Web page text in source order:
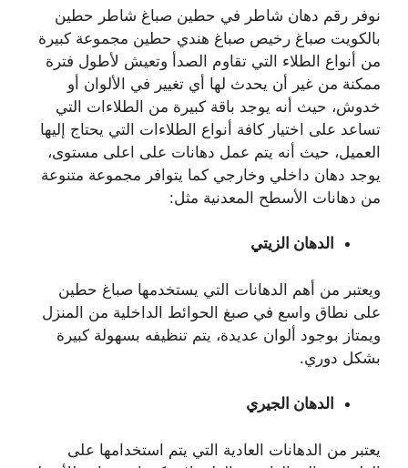
نوفر رقم دهان شاطر في حطين صباغ شاطر حطين
بالكويت صباغ رخيص صباغ هندي حطين مجموعة كبيرة
من أنواع الطلاء التي تقاوم الصدأ وتعيش لأطول فترة
ممكنة من غير أن يحدث لها أي تغيير في الألوان أو
خدوش، حيث أنه يوجد باقة كبيرة من الطلاءات التي
تساعد على اختيار كافة أنواع الطلاءات التي يحتاج إليها
العميل، حيث أنه يتم عمل دهانات على اعلى مستوى،
يوجد دهان داخلي وخارجي كما يتوافر مجموعة متنوعة
من دهانات الأسطح المعدنية مثل:
الدهان الزيتي
ويعتبر من أهم الدهانات التي يستخدمها صباغ حطين
على نطاق واسع في صبغ الحوائط الداخلية من المنزل
ويمتاز بوجود ألوان عديدة، يتم تنظيفه بسهولة كبيرة
بشكل دوري.
الدهان الجيري
يعتبر من الدهانات العادية التي يتم استخدامها على